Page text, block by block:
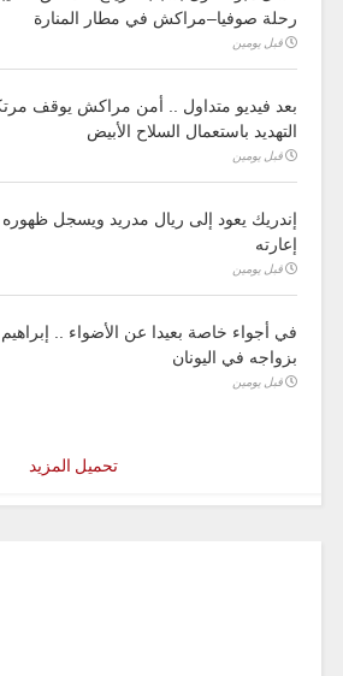
رحلة صوفيا–مراكش في مطار المنارة
قبل يومين
بعد فيديو متداول .. أمن مراكش يوقف
التهديد باستعمال السلاح الأبيض
قبل يومين
إندريك يعود إلى ريال مدريد ويسجل ظهوره
إعارته
قبل يومين
في أجواء خاصة بعيدا عن الأضواء .. إبراهيم
بزواجه في اليونان
قبل يومين
تحميل المزيد